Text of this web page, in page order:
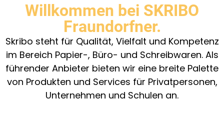
Willkommen bei SKRIBO
Fraundorfner.
Skribo steht für Qualität, Vielfalt und Kompetenz
im Bereich Papier-, Büro- und Schreibwaren. Als
führender Anbieter bieten wir eine breite Palette
von Produkten und Services für Privatpersonen,
Unternehmen und Schulen an.